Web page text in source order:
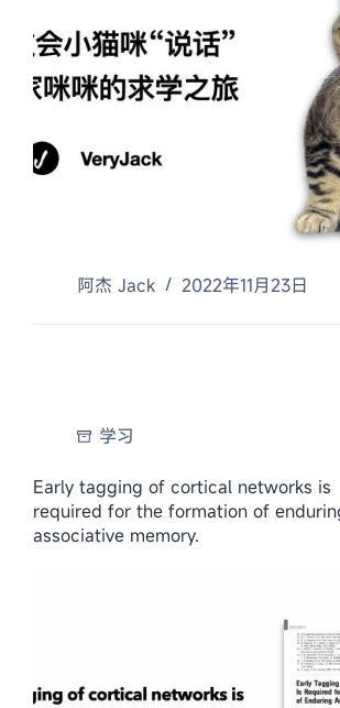
阿杰 Jack 2022年11月23日
学习
Early tagging of cortical networks is
required for the formation of
associative memory.